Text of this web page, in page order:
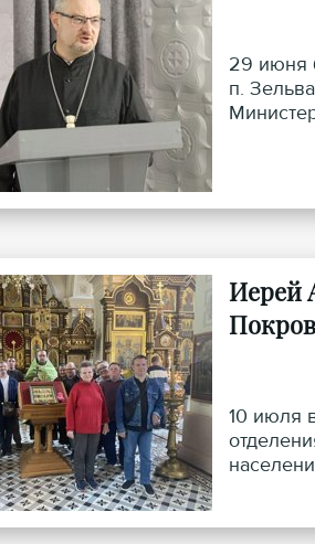
29 июня
п.
Иерей
10 июля